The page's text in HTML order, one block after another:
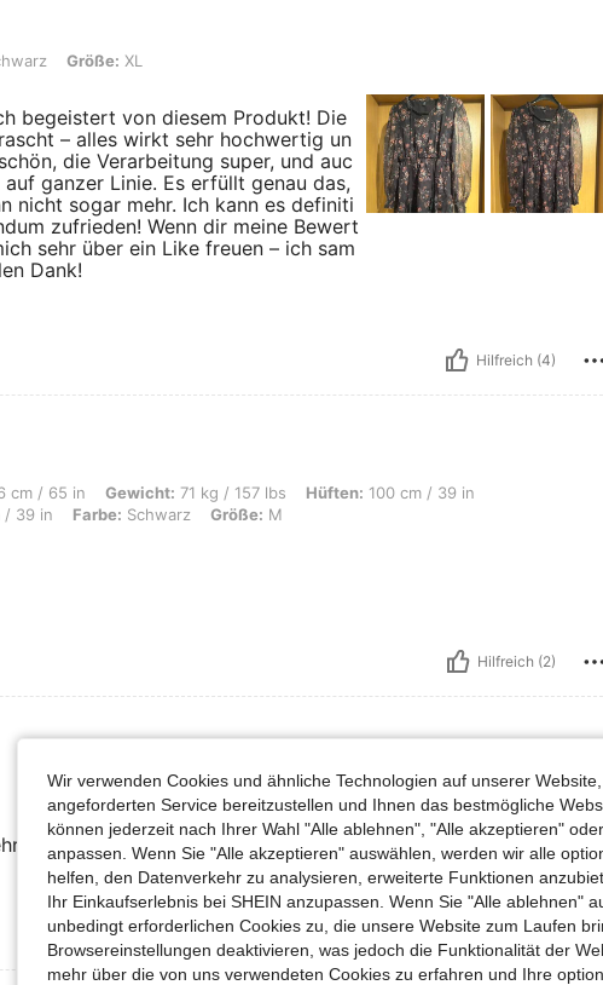
Größe: XLGröße: XL
begeistert von diesem Produkt! Die
– alles wirkt sehr hochwertig un
die Verarbeitung super, und auc
ganzer Linie. Es erfüllt genau das,
nicht sogar mehr. Ich kann es definiti
zufrieden! Wenn dir meine Bewert
sehr über ein Like freuen – ich sam
Dank!
Hilfreich (4)
in, Gewicht: 71 kg / 157 lbs, Hüften: 100 cm / 39 in, Taille: 91 cm / 36 in, Brust: 100 cm /
cm / 65 in Gewicht: 71 kg / 157 lbs Hüften: 100 cm / 39 in
/ 39 in Farbe: Schwarz Größe: M
Hilfreich (2)
schön 🤩🥰
Hilfreich (2)
Wir verwenden Cookies und ähnliche Technologien auf unserer
angeforderten Service bereitzustellen und Ihnen das bestmögliche
können jederzeit nach Ihrer Wahl "Alle ablehnen", "Alle akzeptieren"
anpassen. Wenn Sie "Alle akzeptieren" auswählen, werden wir alle
helfen, den Datenverkehr zu analysieren, erweiterte Funktionen
Ihr Einkaufserlebnis bei SHEIN anzupassen. Wenn Sie "Alle ablehnen"
unbedingt erforderlichen Cookies zu, die unsere Website zum Laufen
Browsereinstellungen deaktivieren, was jedoch die Funktionalität der
mehr über die von uns verwendeten Cookies zu erfahren und Ihre